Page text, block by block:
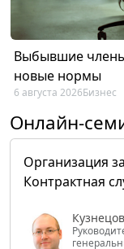
Выбывшие
новые нормы
6 августа 2026Бизнес
Онлайн-
Организация
Контрактная